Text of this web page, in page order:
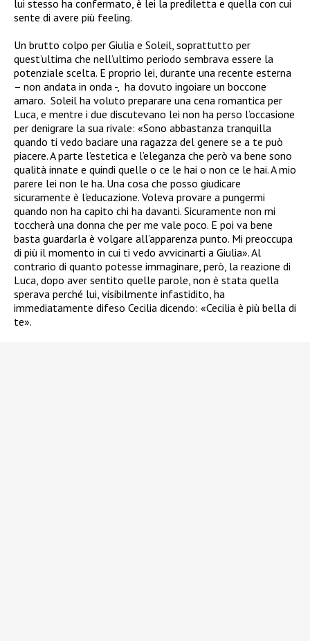
lui stesso ha confermato, è lei la prediletta e quella con cui
sente di avere più feeling.
Un brutto colpo per Giulia e Soleil, soprattutto per
quest’ultima che nell’ultimo periodo sembrava essere la
potenziale scelta. E proprio lei, durante una recente esterna
– non andata in onda -, ha dovuto ingoiare un boccone
amaro. Soleil ha voluto preparare una cena romantica per
Luca, e mentre i due discutevano lei non ha perso l’occasione
per denigrare la sua rivale: «Sono abbastanza tranquilla
quando ti vedo baciare una ragazza del genere se a te può
piacere. A parte l’estetica e l’eleganza che però va bene sono
qualità innate e quindi quelle o ce le hai o non ce le hai. A mio
parere lei non le ha. Una cosa che posso giudicare
sicuramente è l’educazione. Voleva provare a pungermi
quando non ha capito chi ha davanti. Sicuramente non mi
toccherà una donna che per me vale poco. E poi va bene
basta guardarla è volgare all’apparenza punto. Mi preoccupa
di più il momento in cui ti vedo avvicinarti a Giulia». Al
contrario di quanto potesse immaginare, però, la reazione di
Luca, dopo aver sentito quelle parole, non è stata quella
sperava perché lui, visibilmente infastidito, ha
immediatamente difeso Cecilia dicendo: «Cecilia è più bella di
te».